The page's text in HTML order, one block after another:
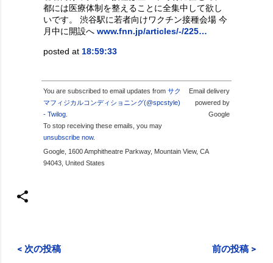
都には医療体制を整えることに全集中して欲し
いです。 渋谷駅に若者向けワクチン接種会場 今
月中に開設へ www.fnn.jp/articles/-/225…
posted at 18:59:33
You are subscribed to email updates from サク
マフィジカルコンディショニング(@spcstyle)
- Twilog
To stop receiving these emails, you may
unsubscribe now.
Email delivery
powered by
Google
Google, 1600 Amphitheatre Parkway, Mountain View, CA
94043, United States
< 次の投稿 前の投稿 >